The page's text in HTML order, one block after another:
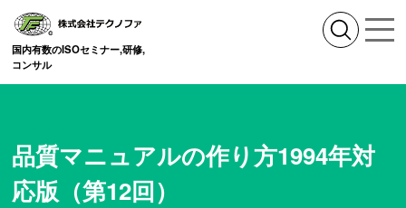
国内有数のISOセミナー,研修,
コンサル
品質マニュアルの作り方1994年対
応版（第12回）